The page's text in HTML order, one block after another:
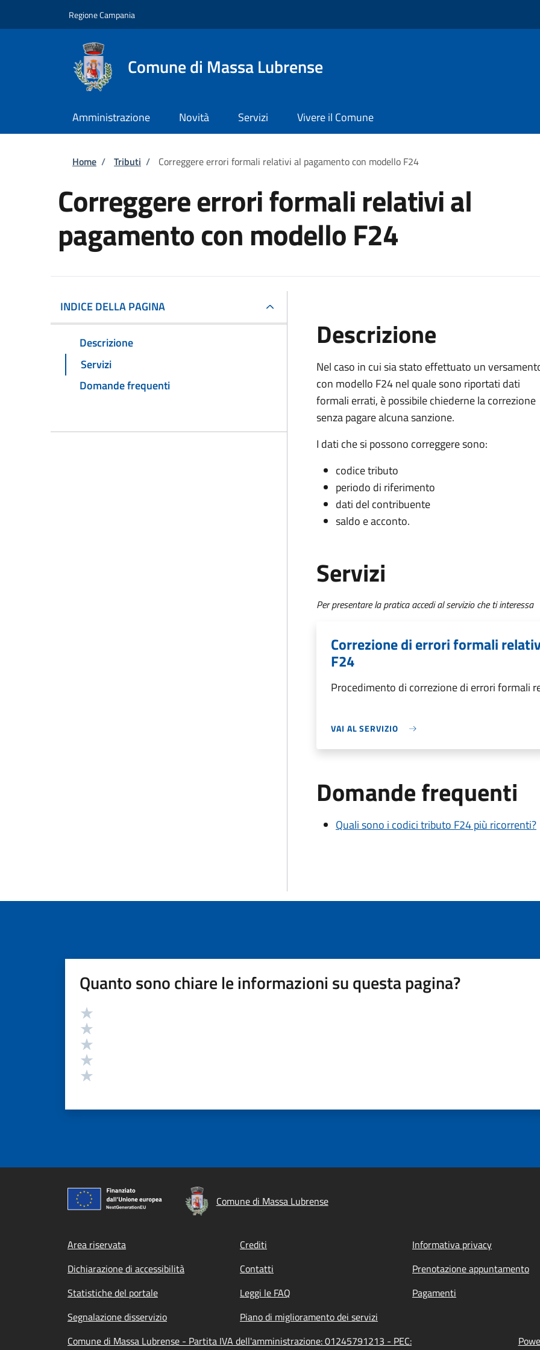
Regione Campania
Comune di Massa Lubrense
Amministrazione Novità Servizi Vivere il Comune
Briciole di pane
Home / Tributi / Correggere errori formali relativi al pagamento con modello F24
Correggere errori formali relativi al
pagamento con modello F24
INDICE DELLA PAGINA
Descrizione
Servizi
Domande frequenti
Descrizione
Nel caso in cui sia stato effettuato un
con modello F24 nel quale sono riportati dati
formali errati, è possibile chiederne la correzione
senza pagare alcuna sanzione.
I dati che si possono correggere sono:
codice tributo
periodo di riferimento
dati del contribuente
saldo e acconto.
Servizi
Per presentare la pratica accedi al servizio che ti interessa
Correzione di errori formali
F24
Procedimento di correzione di errori formali
VAI AL SERVIZIO
Domande frequenti
Quali sono i codici tributo F24 più ricorrenti?
Quanto sono chiare le informazioni su questa pagina?
Valutazione
Comune di Massa Lubrense
Footer menu
Area riservata Crediti
Informativa privacy
Dichiarazione di accessibilità
Contatti
Prenotazione appuntamento
Statistiche del portale
Leggi le FAQ
Pagamenti
Segnalazione disservizio
Piano di miglioramento dei servizi
Comune di Massa Lubrense - Partita IVA dell'amministrazione: 01245791213 - PEC: